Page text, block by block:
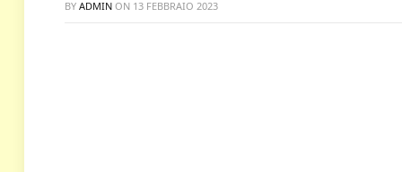
BY ADMIN ON 13 FEBBRAIO 2023